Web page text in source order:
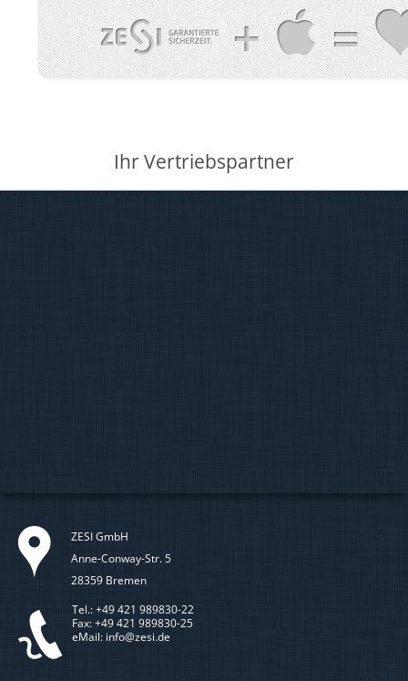
Ihr Vertriebspartner
ZESI GmbH
Anne-Conway-Str. 5
28359 Bremen
Tel.: +49 421 989830-22
Fax: +49 421 989830-25
eMail: info@zesi.de